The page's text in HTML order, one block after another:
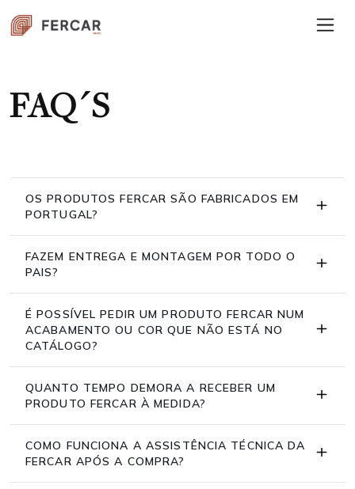
FAQ´S
OS PRODUTOS FERCAR SÃO FABRICADOS EM
PORTUGAL?
FAZEM ENTREGA E MONTAGEM POR TODO O
PAIS?
É POSSÍVEL PEDIR UM PRODUTO FERCAR NUM
ACABAMENTO OU COR QUE NÃO ESTÁ NO
CATÁLOGO?
QUANTO TEMPO DEMORA A RECEBER UM
PRODUTO FERCAR À MEDIDA?
COMO FUNCIONA A ASSISTÊNCIA TÉCNICA DA
FERCAR APÓS A COMPRA?